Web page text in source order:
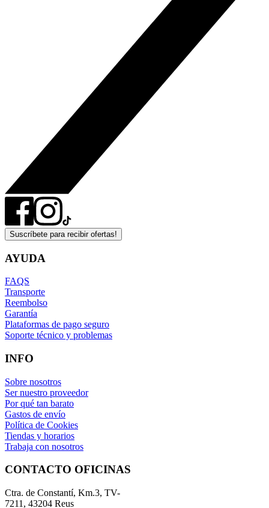
Suscríbete para recibir ofertas!
AYUDA
FAQS
Transporte
Reembolso
Garantía
Plataformas de pago seguro
Soporte técnico y problemas
INFO
Sobre nosotros
Ser nuestro proveedor
Por qué tan barato
Gastos de envío
Política de Cookies
Tiendas y horarios
Trabaja con nosotros
CONTACTO OFICINAS
Ctra. de Constantí, Km.3, TV-
7211, 43204 Reus